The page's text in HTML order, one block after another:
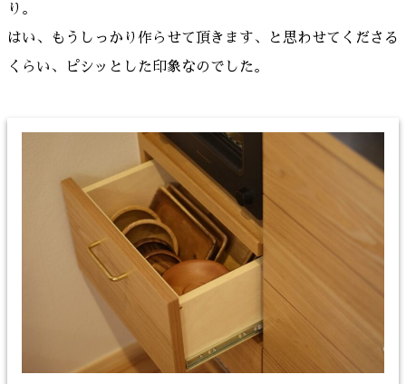
り。
はい、もうしっかり作らせて頂きます、と思わせてくださる
くらい、ピシッとした印象なのでした。